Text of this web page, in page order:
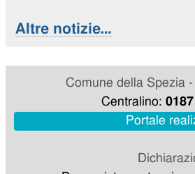
Altre notizie…
Comune della Spezia
Centralino: 0187
Portale